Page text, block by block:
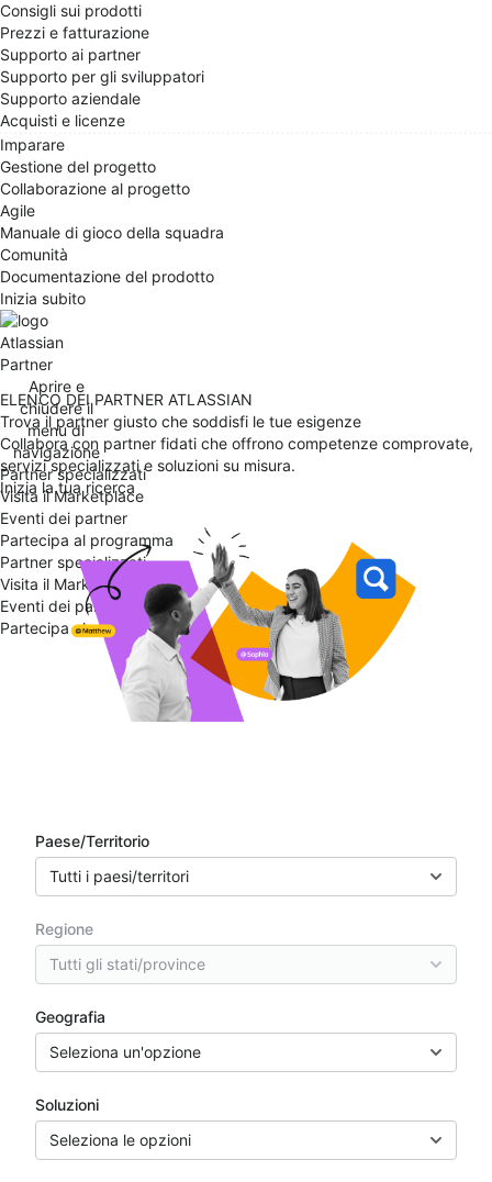
Consigli sui prodotti
Prezzi e fatturazione
Supporto ai partner
Supporto per gli sviluppatori
Supporto aziendale
Acquisti e licenze
Imparare
Gestione del progetto
Collaborazione al progetto
Agile
Manuale di gioco della squadra
Comunità
Documentazione del prodotto
Inizia subito
Partner
Aprire e
chiudere il
menu di
navigazione
Partner specializzati
Visita il Marketplace
Eventi dei partner
Partecipa al programma
Partner specializzati
Visita il Marketplace
Eventi dei partner
Partecipa al programma
ELENCO DEI PARTNER ATLASSIAN
Trova il partner giusto che soddisfi le tue esigenze
Collabora con partner fidati che offrono competenze comprovate,
servizi specializzati e soluzioni su misura.
Inizia la tua ricerca
Paese/Territorio
Tutti i paesi/territori
Regione
Tutti gli stati/province
Geografia
Seleziona un'opzione
Soluzioni
Seleziona le opzioni